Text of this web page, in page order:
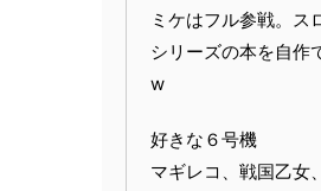
ミケはフル参戦。ス
シリーズの本を自作
w
好きな６号機
マギレコ、戦国乙女